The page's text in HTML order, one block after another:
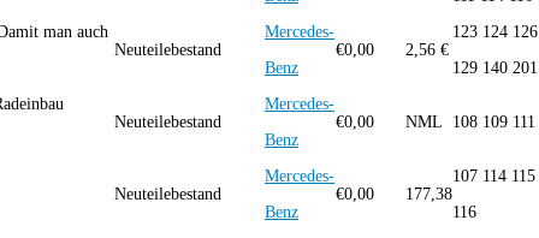
man auch
Neuteilebestand
Mercedes-
Benz
€0,00 2,56 €
123 124 126
129 140 201
Neuteilebestand
Mercedes-
Benz
€0,00 NML 108 109 111
Neuteilebestand
Mercedes-
Benz
€0,00 177,38
107 114 115
116